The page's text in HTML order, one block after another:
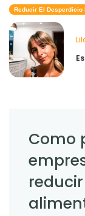
Reducir El Desperdicio
Como